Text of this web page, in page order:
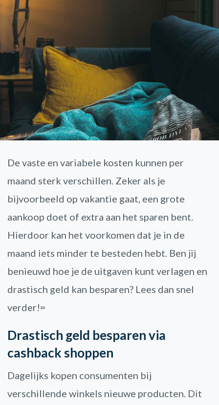
De vaste en variabele kosten kunnen per
maand sterk verschillen. Zeker als je
bijvoorbeeld op vakantie gaat, een grote
aankoop doet of extra aan het sparen bent.
Hierdoor kan het voorkomen dat je in de
maand iets minder te besteden hebt. Ben jij
benieuwd hoe je de uitgaven kunt verlagen en
drastisch geld kan besparen? Lees dan snel
verder!=
Drastisch geld besparen via
cashback shoppen
Dagelijks kopen consumenten bij
verschillende winkels nieuwe producten. Dit